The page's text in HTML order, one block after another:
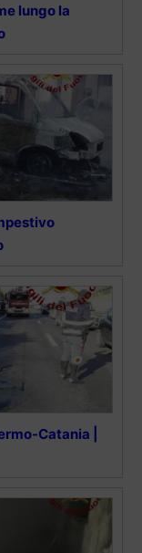
lungo la
Catania |